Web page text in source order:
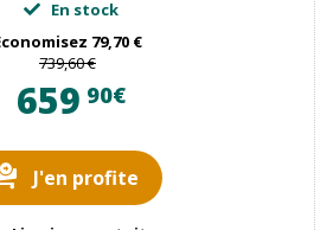
En stock
79,70 €
739,60 €
659 90€
J'en profite